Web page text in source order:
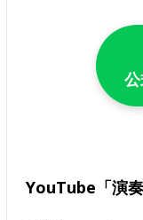
YouTube「演